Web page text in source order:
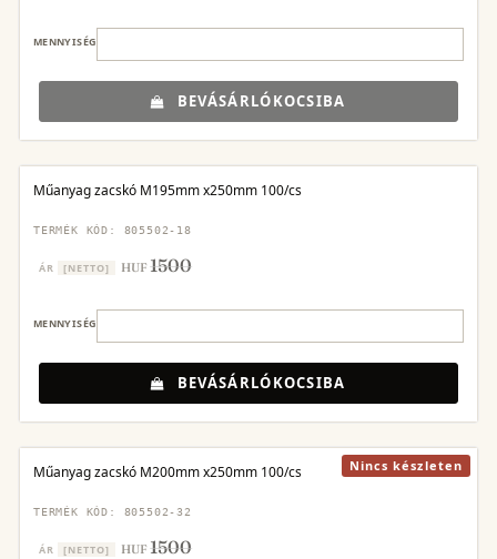
MENNYISÉG
BEVÁSÁRLÓKOCSIBA
Műanyag zacskó M195mm x250mm 100/cs
TERMÉK KÓD: 805502-18
ÁR [NETTO] HUF1500
MENNYISÉG
BEVÁSÁRLÓKOCSIBA
Nincs készleten
Műanyag zacskó M200mm x250mm 100/cs
TERMÉK KÓD: 805502-32
ÁR [NETTO] HUF1500